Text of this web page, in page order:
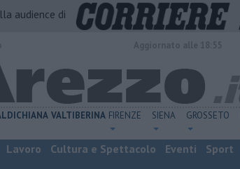
audience di
VALTIBERINA FIRENZE SIENA GROSSETO
Lavoro Cultura e Spettacolo Eventi Sport